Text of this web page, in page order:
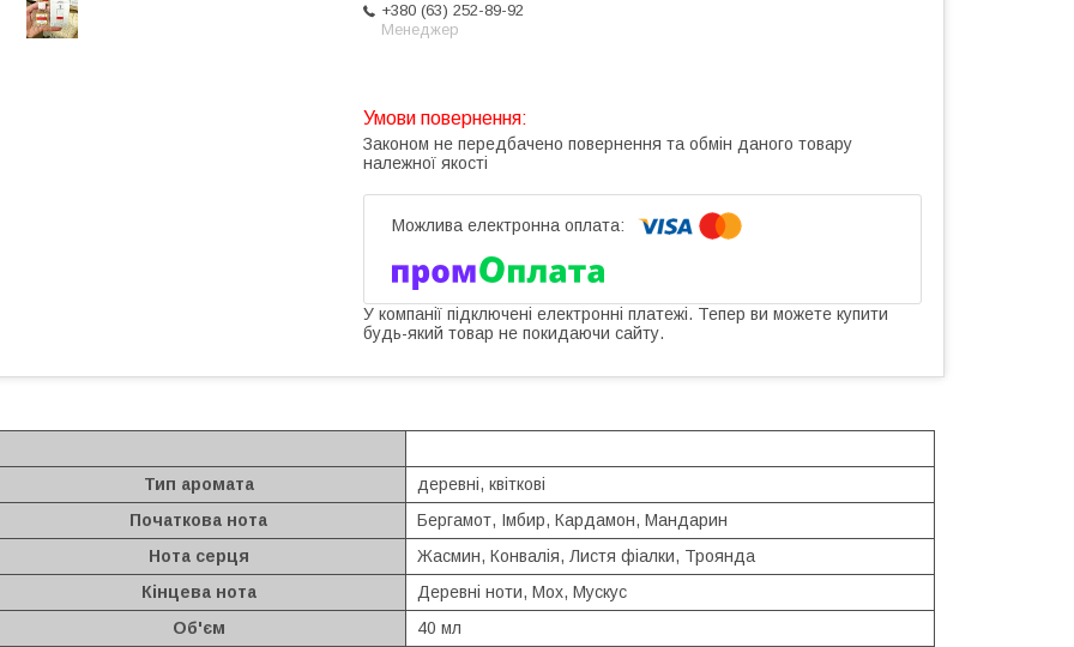
+380 (63) 252-89-92
Менеджер
Законом не передбачено повернення та обмін даного товару
належної якості
У компанії підключені електронні платежі. Тепер ви можете купити
будь-який товар не покидаючи сайту.
Тип аромата
деревні, квіткові
Початкова нота
Бергамот, Імбир, Кардамон, Мандарин
Нота серця
Жасмин, Конвалія, Листя фіалки, Троянда
Кінцева нота
Деревні ноти, Мох, Мускус
Об'єм
40 мл